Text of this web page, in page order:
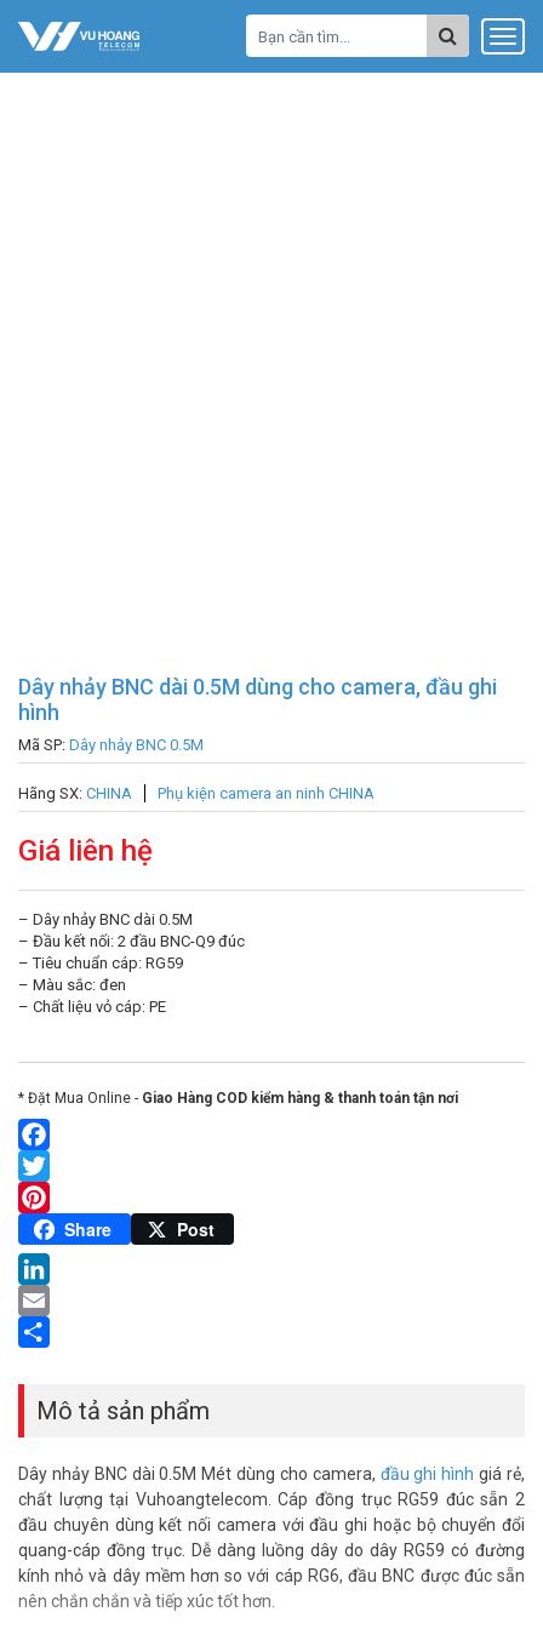
Dây nhảy BNC dài 0.5M dùng cho camera, đầu ghi
hình
Mã SP: Dây nhảy BNC 0.5M
Hãng SX: CHINA Phụ kiện camera an ninh CHINA
Giá liên hệ
– Dây nhảy BNC dài 0.5M
– Đầu kết nối: 2 đầu BNC-Q9 đúc
– Tiêu chuẩn cáp: RG59
– Màu sắc: đen
– Chất liệu vỏ cáp: PE
* Đặt Mua Online - Giao Hàng COD kiểm hàng & thanh toán tận nơi
Facebook
Twitter
Pinterest
Share Post
LinkedIn
Email
Mô tả sản phẩm
Dây nhảy BNC dài 0.5M Mét dùng cho camera, đầu ghi hình giá rẻ,
chất lượng tại Vuhoangtelecom. Cáp đồng trục RG59 đúc sẵn 2
đầu chuyên dùng kết nối camera với đầu ghi hoặc bộ chuyển đổi
quang-cáp đồng trục. Dễ dàng luồng dây do dây RG59 có đường
kính nhỏ và dây mềm hơn so với cáp RG6, đầu BNC được đúc sẵn
nên chắn chắn và tiếp xúc tốt hơn.